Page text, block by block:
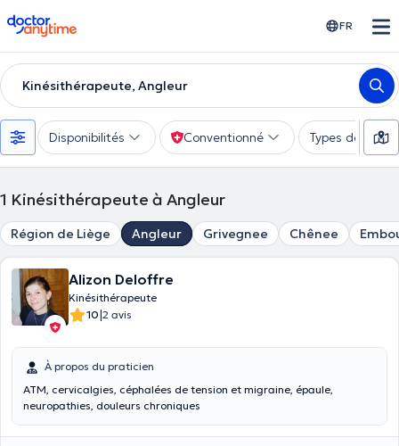
doctoranytime FR
Kinésithérapeute, Angleur
Disponibilités Conventionné Types de
1 Kinésithérapeute à Angleur
Région de Liège Angleur Grivegnee Chênee
Alizon Deloffre
Kinésithérapeute
10|2 avis
À propos du praticien
ATM, cervicalgies, céphalées de tension et migraine, épaule,
neuropathies, douleurs chroniques